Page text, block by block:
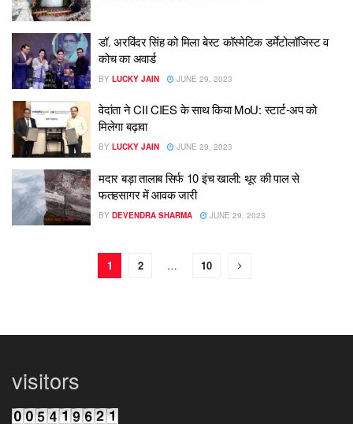
डॉ. अरविंदर सिंह को मिला बेस्ट कॉस्मेटिक डर्मेटोलॉजिस्ट व
कोच का अवार्ड
BY LUCKY JAIN JUNE 29, 2023
वेदांता ने CII CIES के साथ किया MoU: स्टार्ट-अप को
मिलेगा बढ़ावा
BY LUCKY JAIN JUNE 29, 2023
मदार बड़ा तालाब सिर्फ 10 इंच खाली: थूर की पाल से
फतहसागर में आवक जारी
BY DEVENDRA SHARMA JUNE 29, 2023
1 2 … 10
visitors